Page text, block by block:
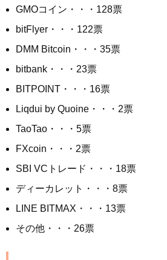
GMOコイン・・・128票
bitFlyer・・・122票
DMM Bitcoin・・・35票
bitbank・・・23票
BITPOINT・・・16票
Liqdui by Quoine・・・2票
TaoTao・・・5票
FXcoin・・・2票
SBI VCトレード・・・18票
ディーカレット・・・8票
LINE BITMAX・・・13票
その他・・・26票